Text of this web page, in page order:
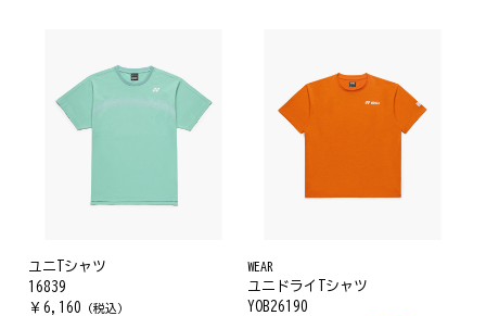
ユニTシャツ
16839
￥ 6,160 （税込）
WEAR
ユニドライTシャツ
YOB26190